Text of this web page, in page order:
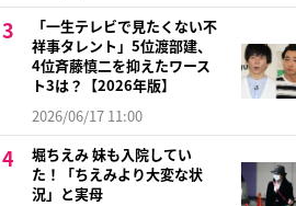
「一生テレビで見たくない不
祥事タレント」5位渡部建、
4位斉藤慎二を抑えたワース
ト3は？【2026年版】
2026/06/17 11:00
堀ちえみ 妹も入院してい
た！「ちえみより大変な状
況」と実母